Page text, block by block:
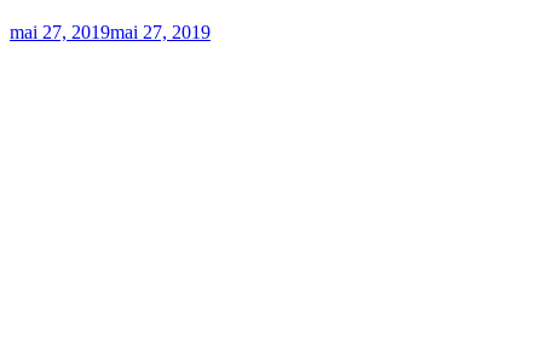
mai 27, 2019mai 27, 2019